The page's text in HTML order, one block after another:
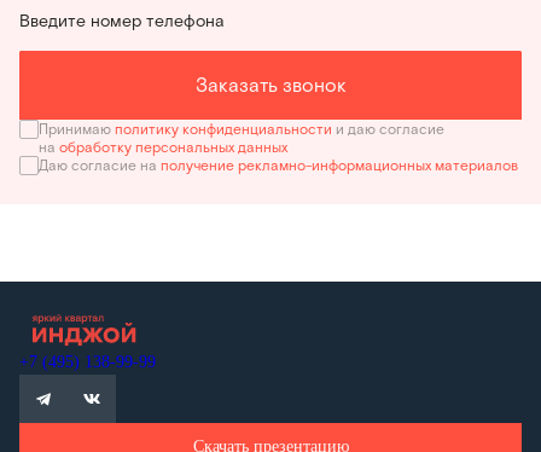
Введите номер телефона
Заказать звонок
Принимаю политику конфиденциальности и даю согласие
на обработку персональных данных
Даю согласие на получение рекламно-информационных материалов
+7 (495) 138-99-99
Скачать презентацию